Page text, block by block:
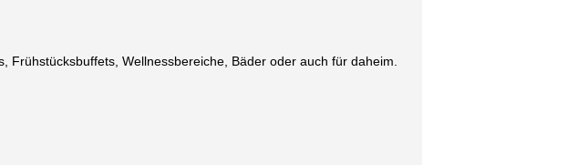
Wellnessbereiche, Bäder oder auch für daheim.